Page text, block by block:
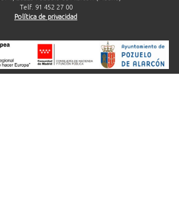
AYUDA
Telf. 91 452 27 00
Política de privacidad